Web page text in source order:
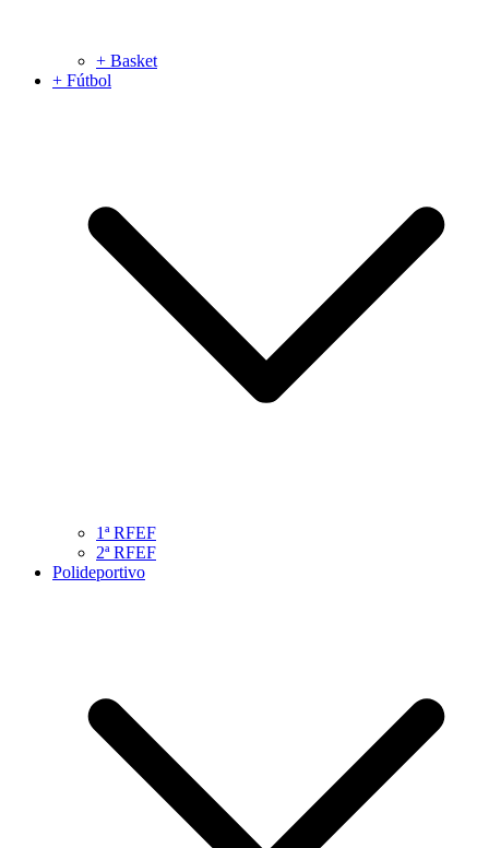
+ Basket
+ Fútbol
1ª RFEF
2ª RFEF
Polideportivo